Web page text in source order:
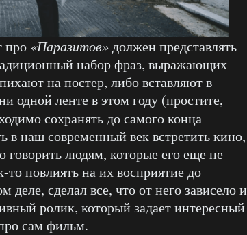
про «Паразитов»должен представлять
набор фраз, выражающих
на постер, либо вставляют в
одной ленте в этом году (простите,
сохранять до самого конца
в наш современный век встретить кино,
говорить людям, которые его еще не
то повлиять на их восприятие до
сделал все, что от него зависело и
ролик, который задает интересный
сам фильм.